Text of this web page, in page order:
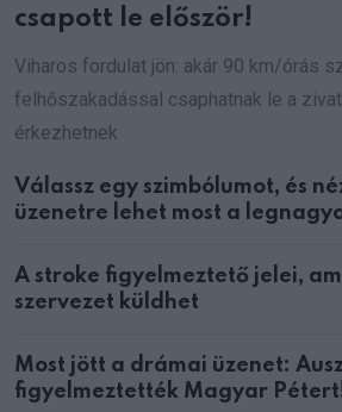
csapott le először!
Viharos fordulat jön: akár 90 km/órás
felhőszakadással csaphatnak le a
érkezhetnek
Válassz egy szimbólumot, és
üzenetre lehet most a
A stroke figyelmeztető jelei,
szervezet küldhet
Most jött a drámai üzenet:
figyelmeztették Magyar